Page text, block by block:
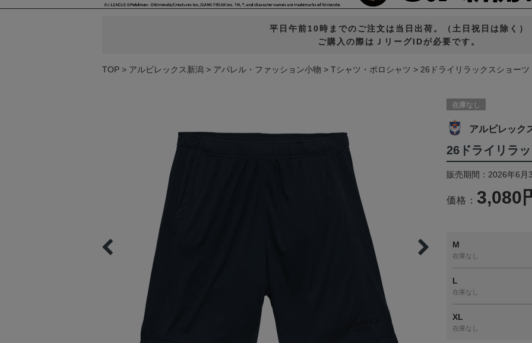
平日午前10時までのご注文は当日出荷。（土日祝日は除く）
ご購入の際はＪリーグIDが必要です。
TOP アルビレックス新潟 アパレル・ファッション小物 Tシャツ・ポロシャツ 26ドライリラックスショー
在庫なし
アルビレック
26ドライリラ
販売期間：2026年6月
価格： 3,080
M
在庫なし
L
在庫なし
XL
在庫なし